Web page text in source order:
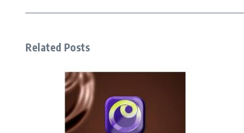
Related Posts